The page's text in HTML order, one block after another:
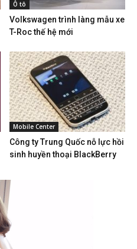
Ô tô
Volkswagen trình làng mẫu xe
T-Roc thế hệ mới
Mobile Center
Công ty Trung Quốc nỗ lực hồi
sinh huyền thoại BlackBerry